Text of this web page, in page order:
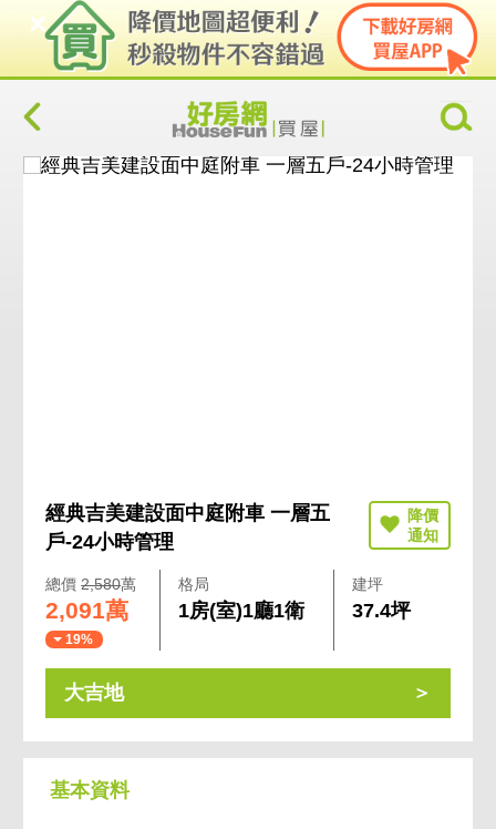
經典吉美建設面中庭附車 一層五
戶-24小時管理
總價2,580萬
2,091萬
19%
格局
1房(室)1廳1衛
建坪
37.4坪
大吉地
基本資料